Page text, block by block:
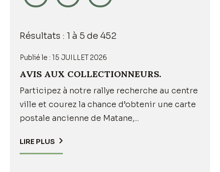
Résultats : 1 à 5 de 452
Publié le : 15 JUILLET 2026
AVIS AUX COLLECTIONNEURS.
Participez à notre rallye recherche au centre
ville et courez la chance d’obtenir une carte
postale ancienne de Matane,...
LIRE PLUS